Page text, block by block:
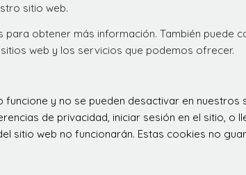
sitio web.
obtener más información. También puede
web y los servicios que podemos ofrecer.
y no se pueden desactivar en
de privacidad, iniciar sesión en el sitio,
sitio web no funcionarán. Estas cookies no